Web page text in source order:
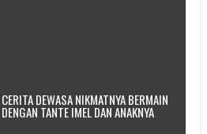
CERITA DEWASA NIKMATNYA BERMAIN
DENGAN TANTE IMEL DAN ANAKNYA